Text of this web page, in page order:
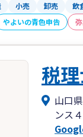
小売 卸売 飲
やよいの青色申告
税
山口
ンス